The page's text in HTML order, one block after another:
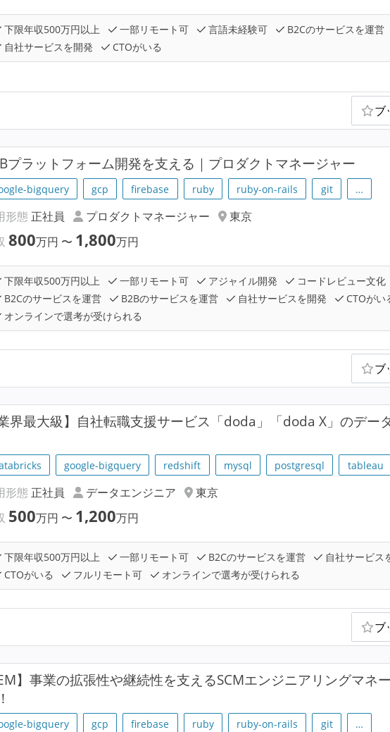
下限年収500万円以上 一部リモート可 言語未経験可
B2Cのサービスを運営
自社サービスを開発
CTOがいる
ブ
プラットフォーム開発を支える｜プロダクトマネージャー
bigquery gcp firebase ruby ruby-on-rails git …
形態 正社員 プロダクトマネージャー
東京
800万円 〜 1,800万円
下限年収500万円以上 一部リモート可 アジャイル開発
コードレビュー文化
B2Cのサービスを運営
B2Bのサービスを運営 自社サービスを開発
CTOがい
オンラインで選考が受けられる
ブ
業界最大級】自社転職支援サービス「doda」「doda X」のデー
google-bigquery redshift mysql postgresql tableau
形態 正社員 データエンジニア
東京
500万円 〜 1,200万円
下限年収500万円以上 一部リモート可 B2Cのサービスを運営
自社サービス
CTOがいる
フルリモート可 オンラインで選考が受けられる
ブ
EM】事業の拡張性や継続性を支えるSCMエンジニアリングマネ
bigquery gcp firebase ruby ruby-on-rails git …